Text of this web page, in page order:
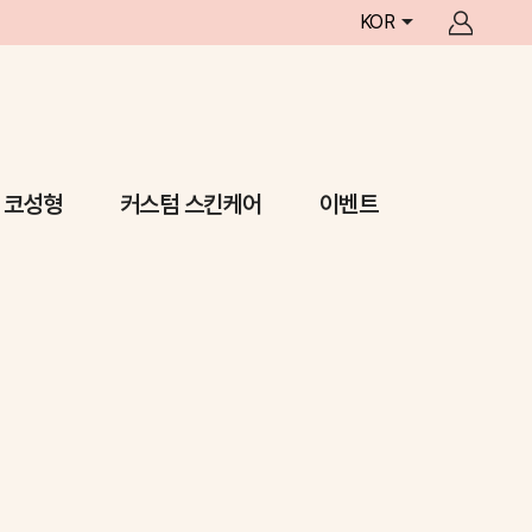
KOR
코성형 커스텀 스킨케어 이벤트